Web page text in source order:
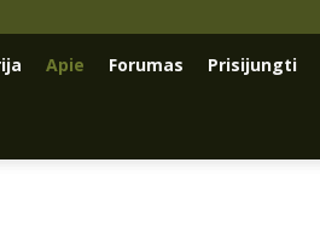
Apie Forumas Prisijungti